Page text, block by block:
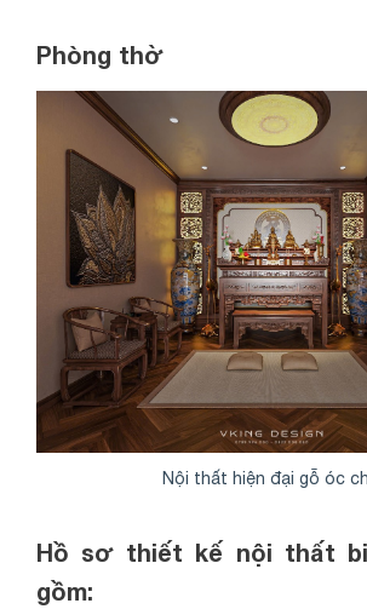
Phòng thờ
Nội thất hiện đại gỗ óc
Hồ sơ thiết kế nội thất
gồm: